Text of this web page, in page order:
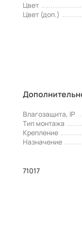
Цвет
Цвет (доп.)
Влагозащита, IP
Тип монтажа
Крепление
Назначение
71017